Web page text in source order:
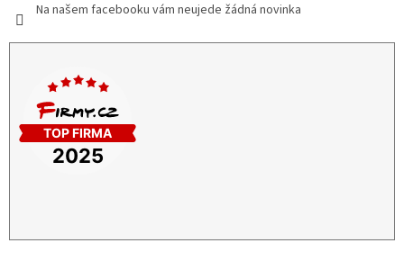
Na našem facebooku vám neujede žádná novinka